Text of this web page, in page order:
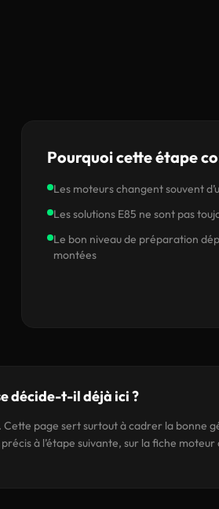
Pourquoi cette étape
Les moteurs changent souvent
Les solutions E85 ne sont pas
Le bon niveau de préparation
montées
décide-t-il déjà ici ?
Cette page sert surtout à cadrer la bonne
à l’étape suivante, sur la fiche